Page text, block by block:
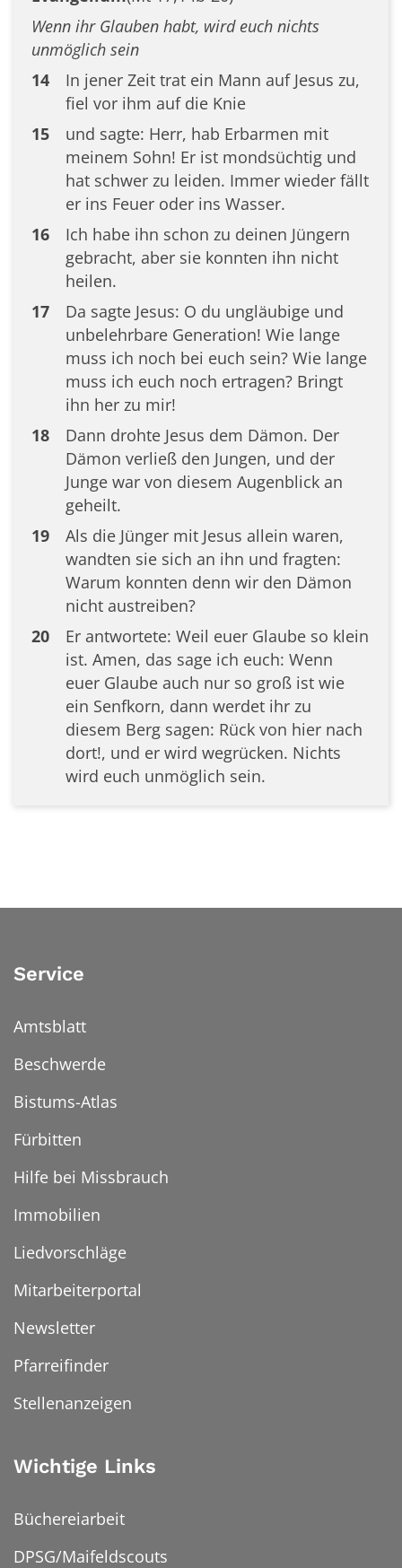
Wenn ihr Glauben habt, wird euch nichts
unmöglich sein
14
In jener Zeit trat ein Mann auf Jesus zu,
fiel vor ihm auf die Knie
15
und sagte: Herr, hab Erbarmen mit
meinem Sohn! Er ist mondsüchtig und
hat schwer zu leiden. Immer wieder fällt
er ins Feuer oder ins Wasser.
16
Ich habe ihn schon zu deinen Jüngern
gebracht, aber sie konnten ihn nicht
heilen.
17
Da sagte Jesus: O du ungläubige und
unbelehrbare Generation! Wie lange
muss ich noch bei euch sein? Wie lange
muss ich euch noch ertragen? Bringt
ihn her zu mir!
18
Dann drohte Jesus dem Dämon. Der
Dämon verließ den Jungen, und der
Junge war von diesem Augenblick an
geheilt.
19
Als die Jünger mit Jesus allein waren,
wandten sie sich an ihn und fragten:
Warum konnten denn wir den Dämon
nicht austreiben?
20
Er antwortete: Weil euer Glaube so klein
ist. Amen, das sage ich euch: Wenn
euer Glaube auch nur so groß ist wie
ein Senfkorn, dann werdet ihr zu
diesem Berg sagen: Rück von hier nach
dort!, und er wird wegrücken. Nichts
wird euch unmöglich sein.
Service
Amtsblatt
Beschwerde
Bistums-Atlas
Fürbitten
Hilfe bei Missbrauch
Immobilien
Liedvorschläge
Mitarbeiterportal
Newsletter
Pfarreifinder
Stellenanzeigen
Wichtige Links
Büchereiarbeit
DPSG/Maifeldscouts